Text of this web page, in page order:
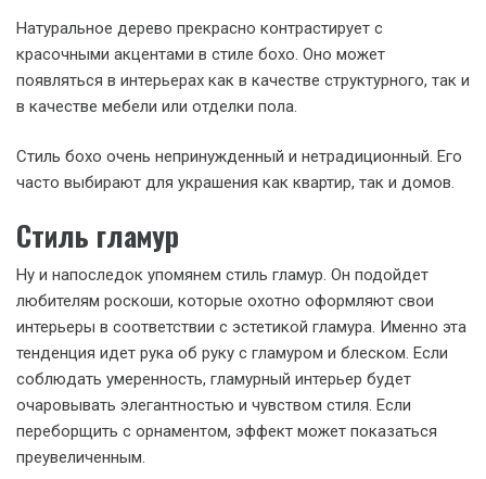
Натуральное дерево прекрасно контрастирует с
красочными акцентами в стиле бохо. Оно может
появляться в интерьерах как в качестве структурного, так и
в качестве мебели или отделки пола.
Стиль бохо очень непринужденный и нетрадиционный. Его
часто выбирают для украшения как квартир, так и домов.
Стиль гламур
Ну и напоследок упомянем стиль гламур. Он подойдет
любителям роскоши, которые охотно оформляют свои
интерьеры в соответствии с эстетикой гламура. Именно эта
тенденция идет рука об руку с гламуром и блеском. Если
соблюдать умеренность, гламурный интерьер будет
очаровывать элегантностью и чувством стиля. Если
переборщить с орнаментом, эффект может показаться
преувеличенным.